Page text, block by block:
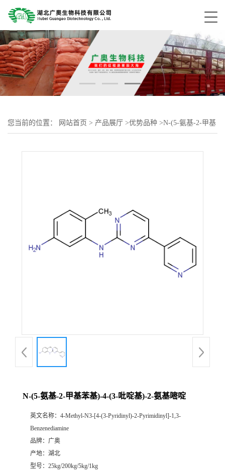
您当前的位置： 网站首页 > 产品展厅 >优势品种 >N-(5-氨基-2-甲基
N-(5-氨基-2-甲基苯基)-4-(3-吡啶基)-2-氨基嘧啶
英文名称： 4-Methyl-N3-[4-(3-Pyridinyl)-2-Pyrimidinyl]-1,3-
Benzenediamine
品牌： 广奥
产地： 湖北
型号： 25kg/200kg/5kg/1kg